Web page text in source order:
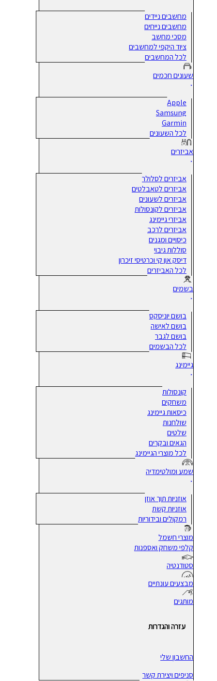
מחשבים ניידים
מחשבים נייחים
מסכי מחשב
ציוד היקפי למחשבים
לכל המחשבים
שעונים חכמים
Apple
Samsung
Garmin
לכל השעונים
אביזרים
אביזרים לסלולר
אביזרים לטאבלטים
אביזרים לשעונים
אביזרים לקונסולות
אביזרי גיימינג
אביזרים לרכב
כיסויים ומגנים
סוללות גיבוי
דיסק און קי וכרטיסי זיכרון
לכל האביזרים
בשמים
בושם יוניסקס
בושם לאישה
בושם לגבר
לכל הבשמים
גיימינג
קונסולות
משחקים
כיסאות גיימינג
שולחנות
שלטים
הגאים ובקרים
לכל מוצרי הגיימינג
שמע ומולטימדיה
אוזניות תוך אוזן
אוזניות קשת
רמקולים ובידוריות
מוצרי חשמל
קלפי משחק ואספנות
סטודנטיה
מבצעים עונתיים
מותגים
עזרה והגדרות
החשבון שלי
סניפים ויצירת קשר